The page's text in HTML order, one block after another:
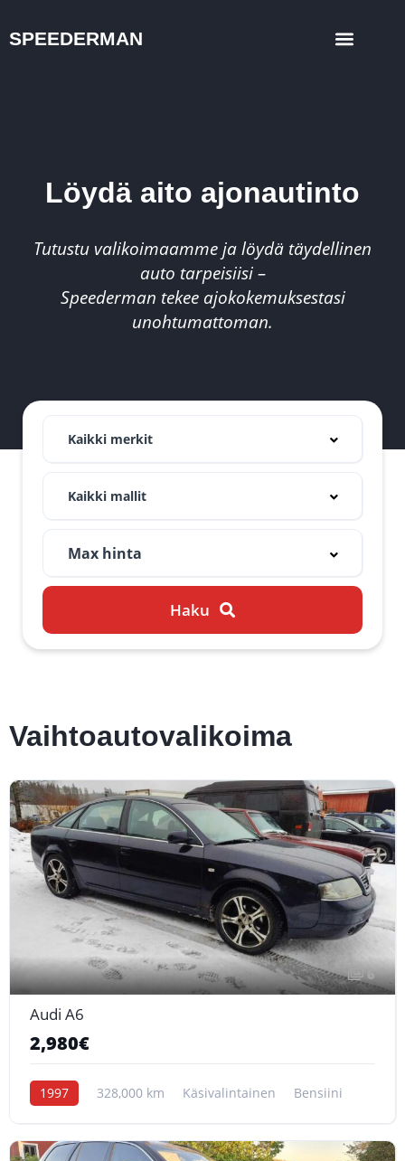
SPEEDERMAN
Löydä aito ajonautinto
Tutustu valikoimaamme ja löydä täydellinen
auto tarpeisiisi –
Speederman tekee ajokokemuksestasi
unohtumattoman.
Kaikki merkit
Kaikki mallit
Haku
Vaihtoautovalikoima
6
Audi A6
2,980€
1997 328,000 km Käsivalintainen Bensiini